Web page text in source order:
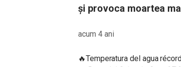
și provoca moartea
acum 4 ani
🔥Temperatura del agua